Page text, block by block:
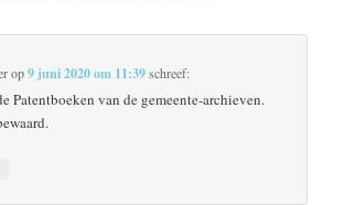
op9 juni 2020 om 11:39schreef:
Patentboeken van de gemeente-archieven.